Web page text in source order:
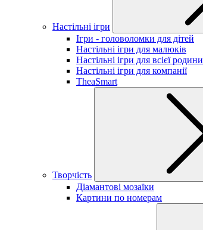
Настільні ігри
Ігри - головоломки для дітей
Настільні ігри для малюків
Настільні ігри для всієї родини
Настільні ігри для компанії
TheaSmart
Творчість
Діамантові мозаїки
Картини по номерам